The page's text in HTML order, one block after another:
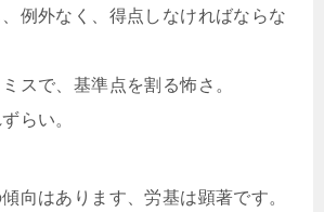
例外なく、得点しなければならな
スで、基準点を割る怖さ。
らい。
向はあります、労基は顕著です。